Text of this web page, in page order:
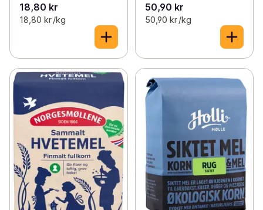
18,80 kr
18,80 kr /kg
50,90 kr
50,90 kr /kg